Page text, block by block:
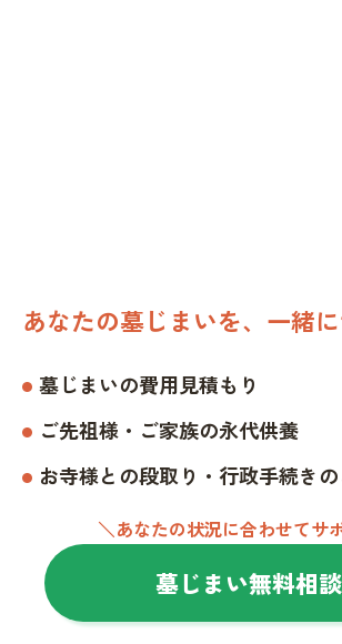
あなたの墓じまいを、一緒に
墓じまいの費用見積もり
ご先祖様・ご家族の永代供養
お寺様との段取り・行政手続き
＼あなたの状況に合わせてサ
墓じまい無料相談